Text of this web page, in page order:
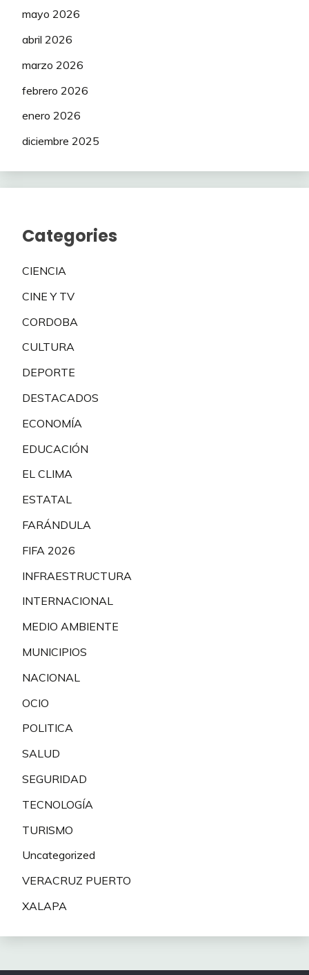
mayo 2026
abril 2026
marzo 2026
febrero 2026
enero 2026
diciembre 2025
Categories
CIENCIA
CINE Y TV
CORDOBA
CULTURA
DEPORTE
DESTACADOS
ECONOMÍA
EDUCACIÓN
EL CLIMA
ESTATAL
FARÁNDULA
FIFA 2026
INFRAESTRUCTURA
INTERNACIONAL
MEDIO AMBIENTE
MUNICIPIOS
NACIONAL
OCIO
POLITICA
SALUD
SEGURIDAD
TECNOLOGÍA
TURISMO
Uncategorized
VERACRUZ PUERTO
XALAPA